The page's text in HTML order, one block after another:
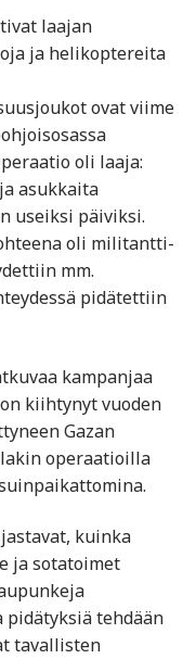
laajan
ja helikoptereita
ovat viime
oli laaja:
asukkaita
useiksi päiviksi.
oli militantti-
mm.
pidätettiin
kampanjaa
kiihtynyt vuoden
Gazan
operaatioilla
kuinka
ja sotatoimet
tehdään
tavallisten